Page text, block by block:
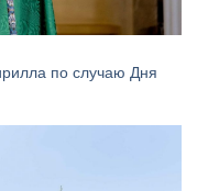
по случаю Дня